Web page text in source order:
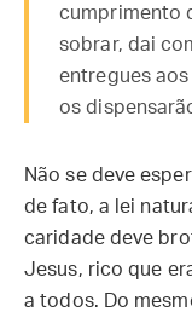
cumprimento
sobrar, dai
entregues
os
Não se deve
de fato, a lei
caridade deve
Jesus, rico que
a todos. Do